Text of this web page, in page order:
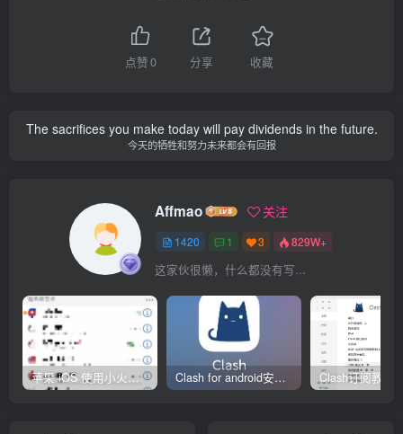
点赞0 分享 收藏
The sacrifices you make today will pay dividends in the future.
今天的牺牲和努力未来都会有回报
Affmao 关注
1420 1 3 829W+
这家伙很懒，什么都没有写...
苹果 iOS 使用小火箭(shadowrocket)新手教程 Clash for android安卓客户端保姆级新手使用教程